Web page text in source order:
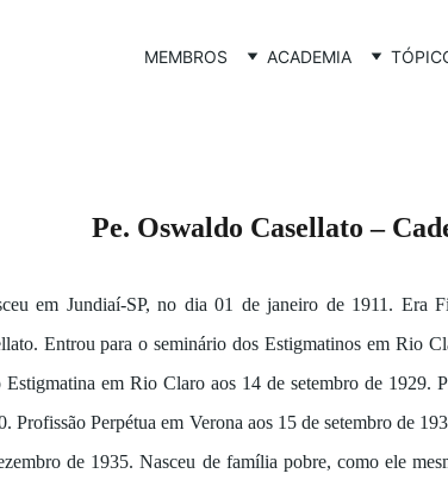
MEMBROS ACADEMIA
Pe. Oswaldo Casellato –
em Jundiaí-SP, no dia 01 de janeiro de 1911. Era
Entrou para o seminário dos Estigmatinos em Rio
em Rio Claro aos 14 de setembro de 1929.
Profissão Perpétua em Verona aos 15 de setembro de
de 1935. Nasceu de família pobre, como ele